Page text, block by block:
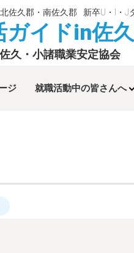
佐久郡・南佐久郡 新卒U・I・J
ガイドin佐
佐久・小諸職業安定協会
ジ 就職活動中の皆さんへ